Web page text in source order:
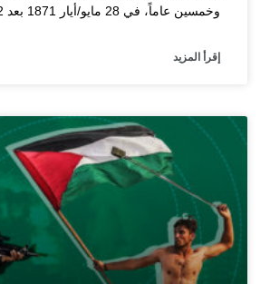
وخمسين عاماً، في 28 مايو/أيار 1871 بعد 72
إقرأ المزيد